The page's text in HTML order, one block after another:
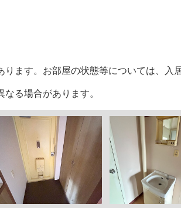
ます。お部屋の状態等については、入
る場合があります。